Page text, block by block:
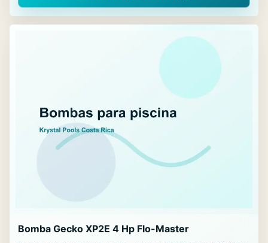
Bomba Gecko XP2E 4 Hp Flo-Master